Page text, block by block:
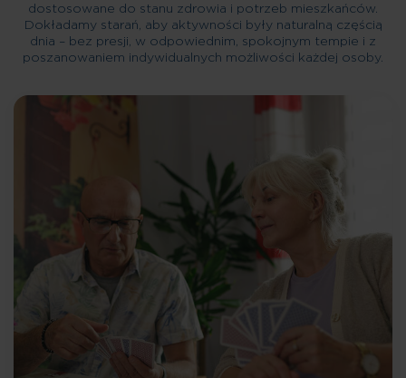
dostosowane do stanu zdrowia i potrzeb mieszkańców.
Dokładamy starań, aby aktywności były naturalną częścią
dnia – bez presji, w odpowiednim, spokojnym tempie i z
poszanowaniem indywidualnych możliwości każdej osoby.